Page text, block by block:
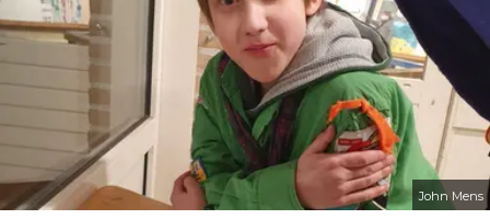
John Mens